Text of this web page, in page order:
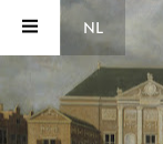
NL